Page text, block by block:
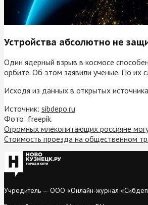
Устройства абсолютно не
Один ядерный взрыв в космосе
орбите. Об этом заявили ученые. По их
Исходя из данных в открытых
Источник: sibdepo.ru
Фото: freepik.
Огромных млекопитающих россияне
Стоимость проезда на общественном
Учредитель — ООО «Онлайн-журнал